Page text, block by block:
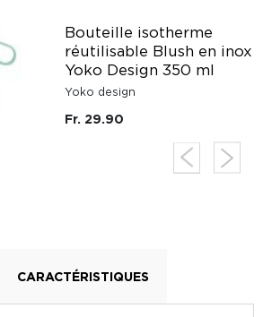
Bouteille isotherme
réutilisable Blush en inox
Yoko Design 350 ml
Yoko design
Fr. 29.90
CARACTÉRISTIQUES